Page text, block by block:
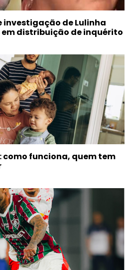
investigação de Lulinha
distribuição de inquérito
funciona, quem tem